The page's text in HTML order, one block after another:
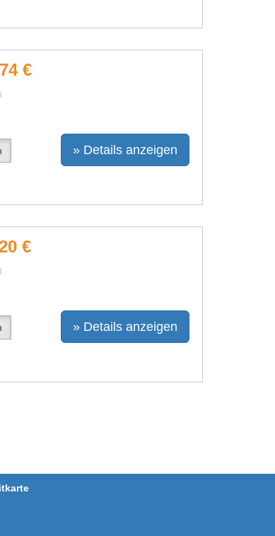
€
» Details anzeigen
€
» Details anzeigen